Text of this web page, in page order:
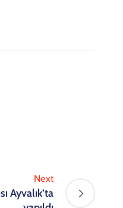
Next
Ayvalık’ta